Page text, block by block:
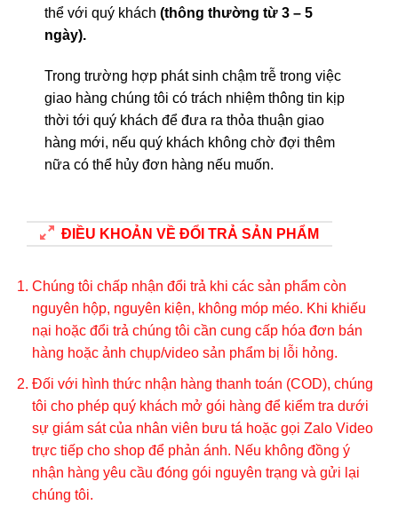
thể với quý khách (thông thường từ 3 – 5
ngày).
Trong trường hợp phát sinh chậm trễ trong việc
giao hàng chúng tôi có trách nhiệm thông tin kịp
thời tới quý khách để đưa ra thỏa thuận giao
hàng mới, nếu quý khách không chờ đợi thêm
nữa có thể hủy đơn hàng nếu muốn.
ĐIỀU KHOẢN VỀ ĐỔI TRẢ SẢN PHẨM
Chúng tôi chấp nhận đổi trả khi các sản phẩm còn
nguyên hộp, nguyên kiện, không móp méo. Khi khiếu
nại hoặc đổi trả chúng tôi cần cung cấp hóa đơn bán
hàng hoặc ảnh chụp/video sản phẩm bị lỗi hỏng.
Đối với hình thức nhận hàng thanh toán (COD), chúng
tôi cho phép quý khách mở gói hàng để kiểm tra dưới
sự giám sát của nhân viên bưu tá hoặc gọi Zalo Video
trực tiếp cho shop để phản ánh. Nếu không đồng ý
nhận hàng yêu cầu đóng gói nguyên trạng và gửi lại
chúng tôi.